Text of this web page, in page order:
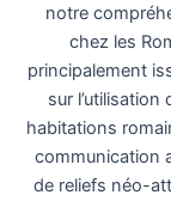
notre
chez les
principalement
sur
habitations
communication
de reliefs néo-